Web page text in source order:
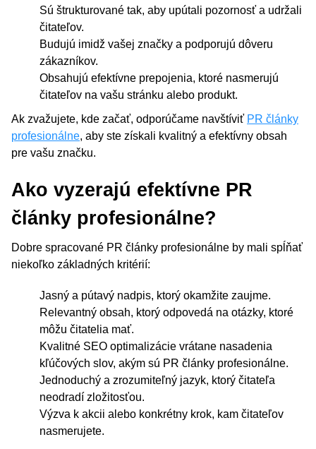
Sú štrukturované tak, aby upútali pozornosť a udržali
čitateľov.
Budujú imidž vašej značky a podporujú dôveru
zákazníkov.
Obsahujú efektívne prepojenia, ktoré nasmerujú
čitateľov na vašu stránku alebo produkt.
Ak zvažujete, kde začať, odporúčame navštíviť PR články
profesionálne, aby ste získali kvalitný a efektívny obsah
pre vašu značku.
Ako vyzerajú efektívne PR
články profesionálne?
Dobre spracované PR články profesionálne by mali spĺňať
niekoľko základných kritérií:
Jasný a pútavý nadpis, ktorý okamžite zaujme.
Relevantný obsah, ktorý odpovedá na otázky, ktoré
môžu čitatelia mať.
Kvalitné SEO optimalizácie vrátane nasadenia
kľúčových slov, akým sú PR články profesionálne.
Jednoduchý a zrozumiteľný jazyk, ktorý čitateľa
neodradí zložitosťou.
Výzva k akcii alebo konkrétny krok, kam čitateľov
nasmerujete.